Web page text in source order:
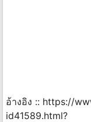
อ้างอิง :: https://
id41589.html?